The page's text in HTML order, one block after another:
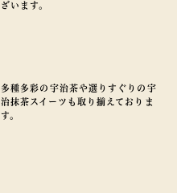
ざいます。
多種多彩の宇治茶や選りすぐりの宇
治抹茶スイーツも取り揃えておりま
す。